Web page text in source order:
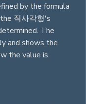
by the formula
직사각형's
The
and shows the
the value is